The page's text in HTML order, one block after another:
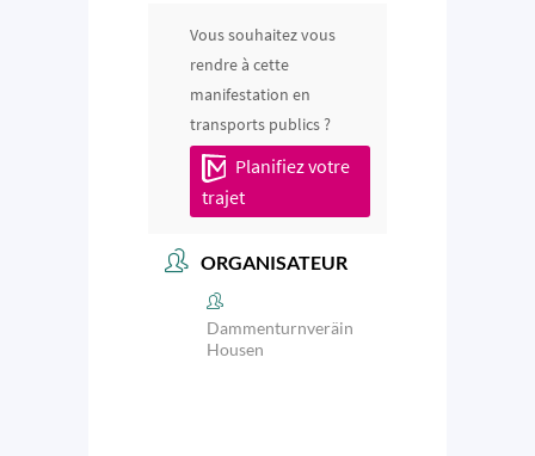
Vous souhaitez vous
rendre à cette
manifestation en
transports publics ?
Planifiez votre
trajet
ORGANISATEUR
Dammenturnveräin
Housen